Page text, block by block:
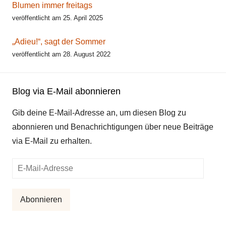
Blumen immer freitags
veröffentlicht am 25. April 2025
„Adieu!“, sagt der Sommer
veröffentlicht am 28. August 2022
Blog via E-Mail abonnieren
Gib deine E-Mail-Adresse an, um diesen Blog zu
abonnieren und Benachrichtigungen über neue Beiträge
via E-Mail zu erhalten.
E-
Abonnieren